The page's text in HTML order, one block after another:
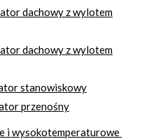
dachowy z wylotem
dachowy z wylotem
stanowiskowy
przenośny
i wysokotemperaturowe